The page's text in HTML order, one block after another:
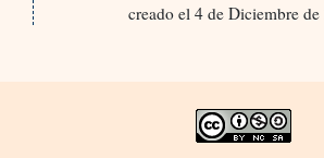
creado el 4 de Diciembre